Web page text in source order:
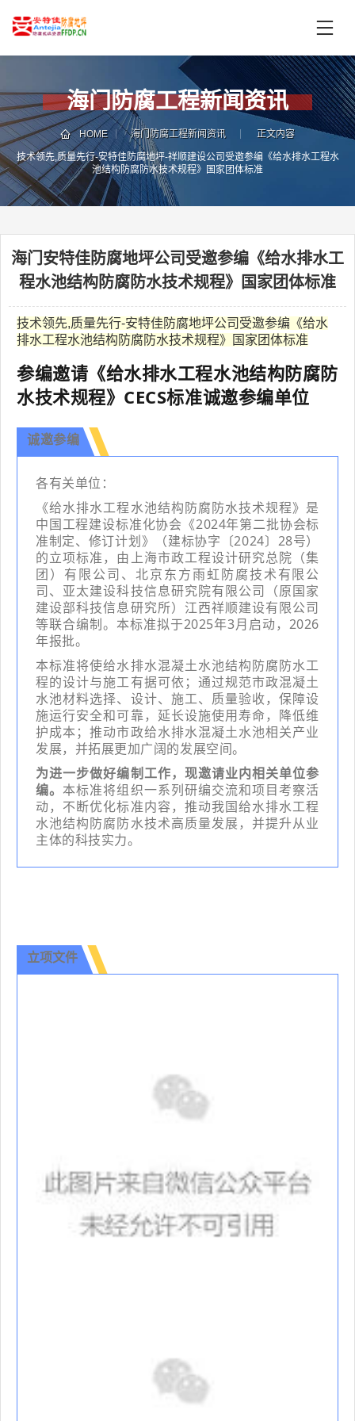
页
中
心
技
术
支
持
服
务
案
讯
服
联
系
们
电
话
询
海门防腐工程新闻资讯
HOME 海门防腐工程新闻资讯 正文内容
技术领先,质量先行-安特佳防腐地坪-祥顺建设公司受邀参编《给水排水工程水
池结构防腐防水技术规程》国家团体标准
海门安特佳防腐地坪公司受邀参编《给水排水工
程水池结构防腐防水技术规程》国家团体标准
技术领先,质量先行-安特佳防腐地坪公司受邀参编《给水
排水工程水池结构防腐防水技术规程》国家团体标准
参编邀请《给水排水工程水池结构防腐防
水技术规程》CECS标准诚邀参编单位
诚邀参编
各有关单位：
《给水排水工程水池结构防腐防水技术规程》是
中国工程建设标准化协会《2024年第二批协会标
准制定、修订计划》（建标协字〔2024〕28号）
的立项标准，由上海市政工程设计研究总院（集
团）有限公司、北京东方雨虹防腐技术有限公
司、亚太建设科技信息研究院有限公司（原国家
建设部科技信息研究所）江西祥顺建设有限公司
等联合编制。本标准拟于2025年3月启动，2026
年报批。
本标准将使给水排水混凝土水池结构防腐防水工
程的设计与施工有据可依；通过规范市政混凝土
水池材料选择、设计、施工、质量验收，保障设
施运行安全和可靠，延长设施使用寿命，降低维
护成本；推动市政给水排水混凝土水池相关产业
发展，并拓展更加广阔的发展空间。
为进一步做好编制工作，现邀请业内相关单位参
编。 本标准将组织一系列研编交流和项目考察活
动，不断优化标准内容，推动我国给水排水工程
水池结构防腐防水技术高质量发展，并提升从业
主体的科技实力。
立项文件